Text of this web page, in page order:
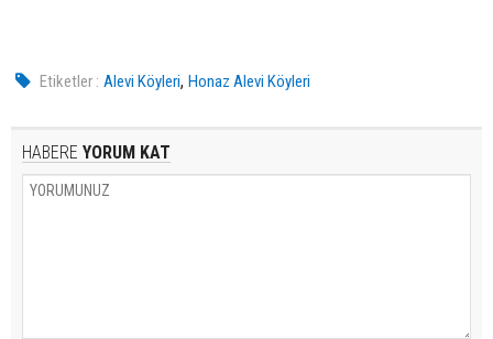
Etiketler : Alevi Köyleri,Honaz Alevi Köyleri
HABERE YORUM KAT